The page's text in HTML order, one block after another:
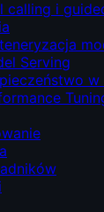
calling i
Serving